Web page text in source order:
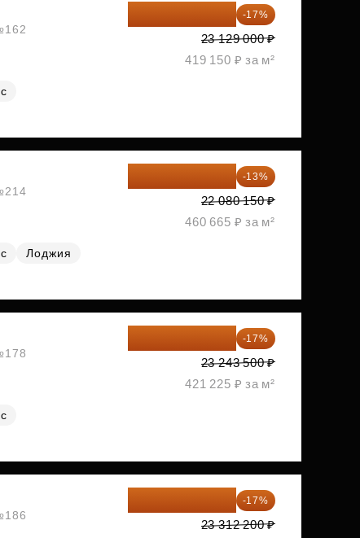
-17%
23 129 000 ₽
419 150 ₽ за м²
Лоджия
-13%
22 080 150 ₽
460 665 ₽ за м²
-17%
23 243 500 ₽
421 225 ₽ за м²
-17%
23 312 200 ₽